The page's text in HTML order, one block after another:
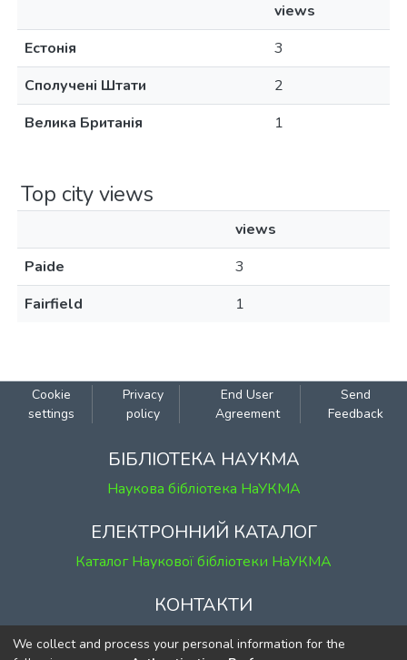
views
Естонія
3
Сполучені Штати
2
Велика Британія
1
Top city views
views
Paide
3
Fairfield
1
Cookie
settings
Privacy
policy
End User
Agreement
Send
Feedback
БІБЛІОТЕКА НАУКМА
Наукова бібліотека НаУКМА
ЕЛЕКТРОННИЙ КАТАЛОГ
Каталог Наукової бібліотеки НаУКМА
КОНТАКТИ
м. Київ, вул. Григорія Сковороди, 2
We collect and process your personal information for the